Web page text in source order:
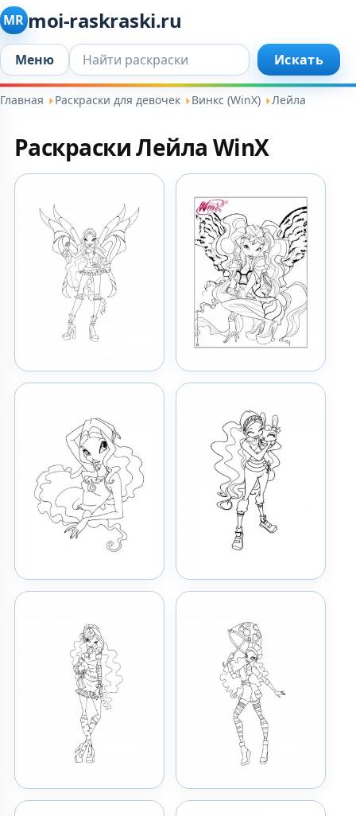
MR moi-raskraski.ru
Меню Искать... Искать
Главная Раскраски для девочек Винкс (WinX) Лейла
Раскраски Лейла WinX